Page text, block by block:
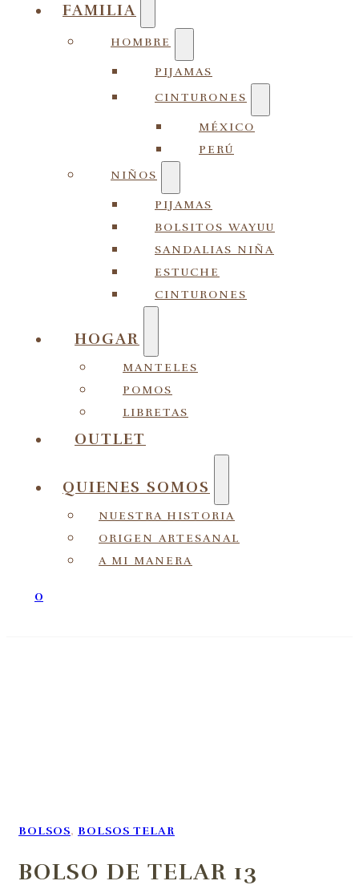
FAMILIA
HOMBRE
PIJAMAS
CINTURONES
MÉXICO
PERÚ
NIÑOS
PIJAMAS
BOLSITOS WAYUU
SANDALIAS NIÑA
ESTUCHE
CINTURONES
HOGAR
MANTELES
POMOS
LIBRETAS
OUTLET
QUIENES SOMOS
NUESTRA HISTORIA
ORIGEN ARTESANAL
A MI MANERA
0
BOLSOS, BOLSOS TELAR
BOLSO DE TELAR 13